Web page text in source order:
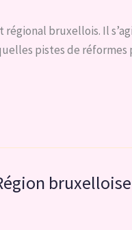
régional bruxellois. Il
pistes de
bruxelloise